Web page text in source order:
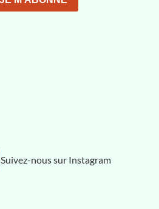
Suivez-nous sur Instagram